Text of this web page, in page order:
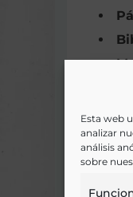
Esta web
analizar
análisis
sobre